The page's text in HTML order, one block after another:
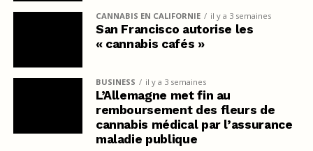
CANNABIS EN CALIFORNIE il y a 3 semaines
San Francisco autorise les
« cannabis cafés »
BUSINESS il y a 3 semaines
L’Allemagne met fin au
remboursement des fleurs de
cannabis médical par l’assurance
maladie publique